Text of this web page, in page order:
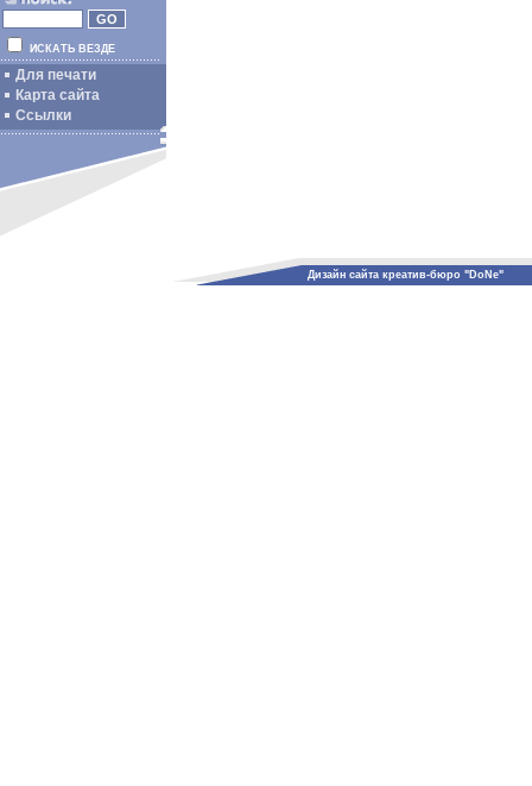
ИСКАТЬ ВЕЗДЕ
Для печати
Карта сайта
Ссылки
Дизайн сайта креатив-бюро "DoNe"